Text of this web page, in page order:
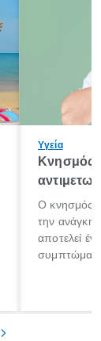
Υγεία
Κνησμός:
Ο κνησμός
την ανάγκη
αποτελεί